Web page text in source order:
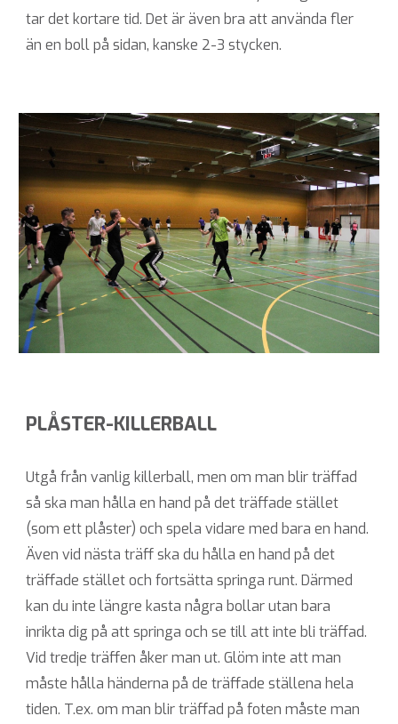
tar det kortare tid. Det är även bra att använda fler
än en boll på sidan, kanske 2-3 stycken.
PLÅSTER-KILLERBALL
Utgå från vanlig killerball, men om man blir träffad
så ska man hålla en hand på det träffade stället
(som ett plåster) och spela vidare med bara en hand.
Även vid nästa träff ska du hålla en hand på det
träffade stället och fortsätta springa runt. Därmed
kan du inte längre kasta några bollar utan bara
inrikta dig på att springa och se till att inte bli träffad.
Vid tredje träffen åker man ut. Glöm inte att man
måste hålla händerna på de träffade ställena hela
tiden. T.ex. om man blir träffad på foten måste man